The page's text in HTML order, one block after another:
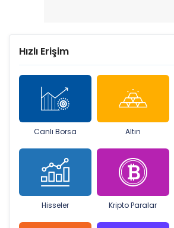
Hızlı Erişim
Canlı Borsa Altın
Hisseler Kripto Paralar